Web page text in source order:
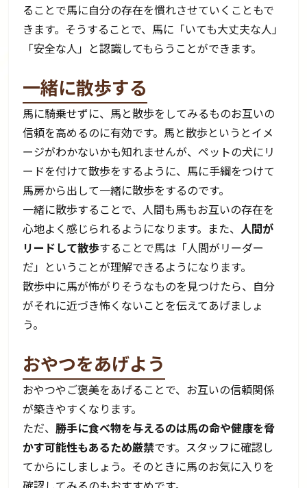
ることで馬に自分の存在を慣れさせていくこともで
きます。そうすることで、馬に「いても大丈夫な人」
「安全な人」と認識してもらうことができます。
一緒に散歩する
馬に騎乗せずに、馬と散歩をしてみるものお互いの
信頼を高めるのに有効です。馬と散歩というとイメ
ージがわかないかも知れませんが、ペットの犬にリ
ードを付けて散歩をするように、馬に手綱をつけて
馬房から出して一緒に散歩をするのです。
一緒に散歩することで、人間も馬もお互いの存在を
心地よく感じられるようになります。また、人間が
リードして散歩することで馬は「人間がリーダー
だ」ということが理解できるようになります。
散歩中に馬が怖がりそうなものを見つけたら、自分
がそれに近づき怖くないことを伝えてあげましょ
う。
おやつをあげよう
おやつやご褒美をあげることで、お互いの信頼関係
が築きやすくなります。
ただ、勝手に食べ物を与えるのは馬の命や健康を脅
かす可能性もあるため厳禁です。スタッフに確認し
てからにしましょう。そのときに馬のお気に入りを